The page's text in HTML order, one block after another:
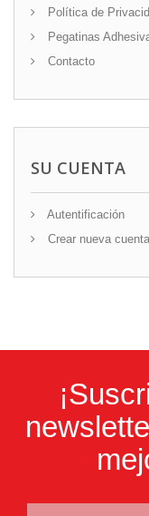
Política de
Pegatinas
Contacto
SU CUENTA
Autentificación
Crear nueva cuenta